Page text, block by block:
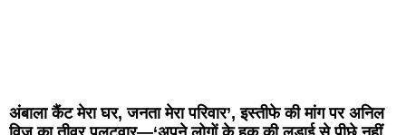
अंबाला कैंट मेरा घर, जनता मेरा परिवार’, इस्तीफे की मांग पर अनिल